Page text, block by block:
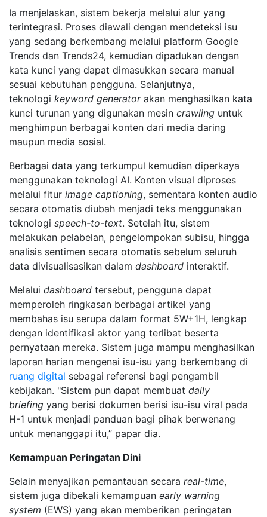
Ia menjelaskan, sistem bekerja melalui alur yang
terintegrasi. Proses diawali dengan mendeteksi isu
yang sedang berkembang melalui platform Google
Trends dan Trends24, kemudian dipadukan dengan
kata kunci yang dapat dimasukkan secara manual
sesuai kebutuhan pengguna. Selanjutnya,
teknologi keyword generatorakan menghasilkan kata
kunci turunan yang digunakan mesin crawling untuk
menghimpun berbagai konten dari media daring
maupun media sosial.
Berbagai data yang terkumpul kemudian diperkaya
menggunakan teknologi AI. Konten visual diproses
melalui fitur image captioning, sementara konten audio
secara otomatis diubah menjadi teks menggunakan
teknologi speech-to-text. Setelah itu, sistem
melakukan pelabelan, pengelompokan subisu, hingga
analisis sentimen secara otomatis sebelum seluruh
data divisualisasikan dalam dashboard interaktif.
Melalui dashboard tersebut, pengguna dapat
memperoleh ringkasan berbagai artikel yang
membahas isu serupa dalam format 5W+1H, lengkap
dengan identifikasi aktor yang terlibat beserta
pernyataan mereka. Sistem juga mampu menghasilkan
laporan harian mengenai isu-isu yang berkembang di
ruang digital sebagai referensi bagi pengambil
kebijakan. "Sistem pun dapat membuat daily
briefing yang berisi dokumen berisi isu-isu viral pada
H-1 untuk menjadi panduan bagi pihak berwenang
untuk menanggapi itu,” papar dia.
Kemampuan Peringatan Dini
Selain menyajikan pemantauan secara real-time,
sistem juga dibekali kemampuan early warning
system (EWS) yang akan memberikan peringatan